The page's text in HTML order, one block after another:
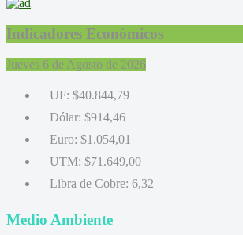
Indicadores Económicos
Jueves 6 de Agosto de 2026
UF: $40.844,79
Dólar: $914,46
Euro: $1.054,01
UTM: $71.649,00
Libra de Cobre: 6,32
Medio Ambiente